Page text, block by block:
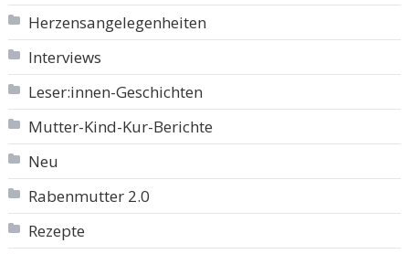
Herzensangelegenheiten
Interviews
Leser:innen-Geschichten
Mutter-Kind-Kur-Berichte
Neu
Rabenmutter 2.0
Rezepte